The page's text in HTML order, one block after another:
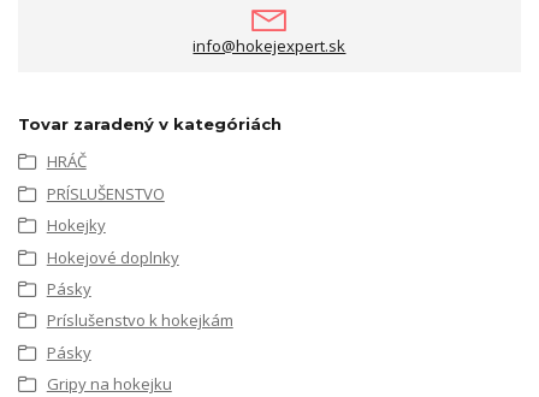
info@hokejexpert.sk
Tovar zaradený v kategóriách
HRÁČ
PRÍSLUŠENSTVO
Hokejky
Hokejové doplnky
Pásky
Príslušenstvo k hokejkám
Pásky
Gripy na hokejku